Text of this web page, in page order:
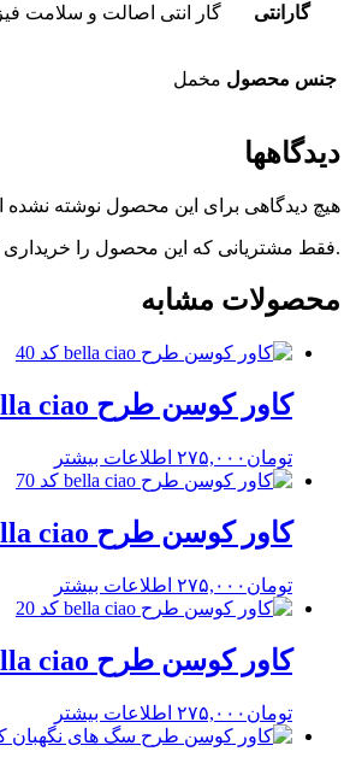
گارانتی گار انتی اصالت و سلامت
جنس محصول مخمل
دیدگاهها
هیچ دیدگاهی برای این محصول نوشته
.فقط مشتریانی که این محصول را خریداری
محصولات مشابه
کاور کوسن طرح bella ciao کد 40
تومان ۲۷۵,۰۰۰ اطلاعات بیشتر
کاور کوسن طرح bella ciao کد 70
تومان ۲۷۵,۰۰۰ اطلاعات بیشتر
کاور کوسن طرح bella ciao کد 20
تومان ۲۷۵,۰۰۰ اطلاعات بیشتر